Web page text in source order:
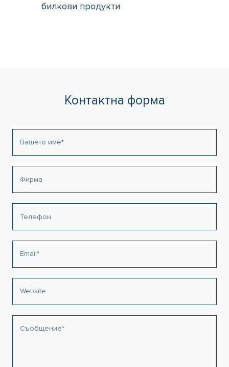
билкови продукти
Контактна форма